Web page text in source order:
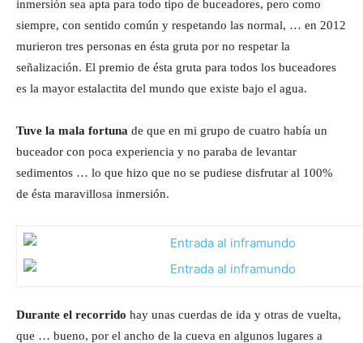
inmersión sea apta para todo tipo de buceadores, pero como
siempre, con sentido común y respetando las normal, … en 2012
murieron tres personas en ésta gruta por no respetar la
señalización. El premio de ésta gruta para todos los buceadores
es la mayor estalactita del mundo que existe bajo el agua.
Tuve la mala fortuna de que en mi grupo de cuatro había un
buceador con poca experiencia y no paraba de levantar
sedimentos … lo que hizo que no se pudiese disfrutar al 100%
de ésta maravillosa inmersión.
Durante el recorrido hay unas cuerdas de ida y otras de vuelta,
que … bueno, por el ancho de la cueva en algunos lugares a